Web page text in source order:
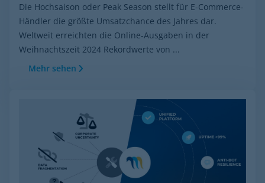
Die Hochsaison oder Peak Season stellt für E-Commerce-
Händler die größte Umsatzchance des Jahres dar.
Weltweit erreichten die Online-Ausgaben in der
Weihnachtszeit 2024 Rekordwerte von ...
Mehr sehen